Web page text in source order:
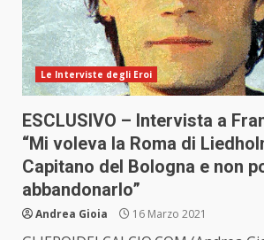
Le Interviste degli Eroi
ESCLUSIVO – Intervista a
“Mi voleva la Roma di
Capitano del Bologna e non
abbandonarlo”
Andrea Gioia 16 Marzo 2021